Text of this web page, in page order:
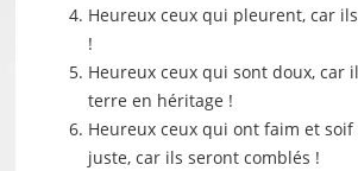
Heureux ceux qui pleurent, car
!
Heureux ceux qui sont doux, car
terre en héritage !
Heureux ceux qui ont faim et soif
juste, car ils seront comblés !